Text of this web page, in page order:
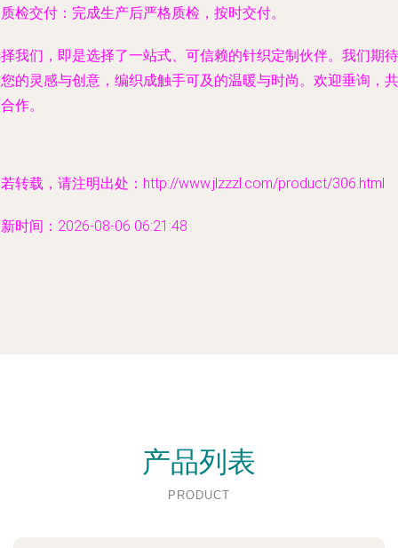
质检交付 ：完成生产后严格质检，按时交付。
我们，即是选择了一站式、可信赖的针织定制伙伴。我们期待
的灵感与创意，编织成触手可及的温暖与时尚。欢迎垂询，共
作。
转载，请注明出处：http://www.jlzzzl.com/product/306.html
时间：2026-08-06 06:21:48
产品列表
PRODUCT